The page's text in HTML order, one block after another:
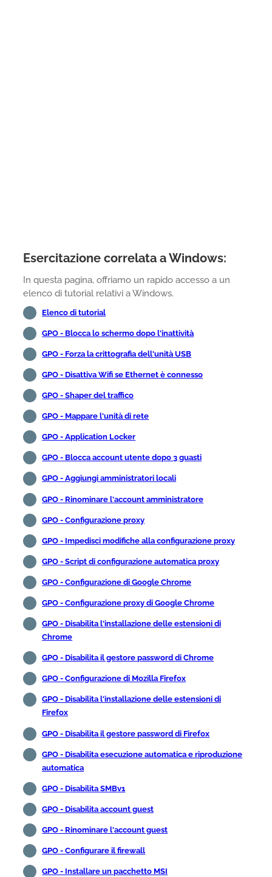
Esercitazione correlata a Windows:
In questa pagina, offriamo un rapido accesso a un
elenco di tutorial relativi a Windows.
Elenco di tutorial
GPO - Blocca lo schermo dopo l'inattività
GPO - Forza la crittografia dell'unità USB
GPO - Disattiva Wifi se Ethernet è connesso
GPO - Shaper del traffico
GPO - Mappare l'unità di rete
GPO - Application Locker
GPO - Blocca account utente dopo 3 guasti
GPO - Aggiungi amministratori locali
GPO - Rinominare l'account amministratore
GPO - Configurazione proxy
GPO - Impedisci modifiche alla configurazione proxy
GPO - Script di configurazione automatica proxy
GPO - Configurazione di Google Chrome
GPO - Configurazione proxy di Google Chrome
GPO - Disabilita l'installazione delle estensioni di
Chrome
GPO - Disabilita il gestore password di Chrome
GPO - Configurazione di Mozilla Firefox
GPO - Disabilita l'installazione delle estensioni di
Firefox
GPO - Disabilita il gestore password di Firefox
GPO - Disabilita esecuzione automatica e riproduzione
automatica
GPO - Disabilita SMBv1
GPO - Disabilita account guest
GPO - Rinominare l'account guest
GPO - Configurare il firewall
GPO - Installare un pacchetto MSI